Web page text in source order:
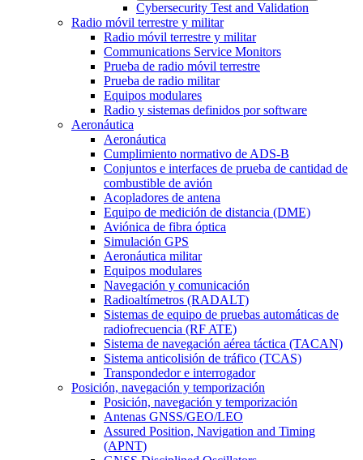
Cybersecurity Test and Validation
Radio móvil terrestre y militar
Radio móvil terrestre y militar
Communications Service Monitors
Prueba de radio móvil terrestre
Prueba de radio militar
Equipos modulares
Radio y sistemas definidos por software
Aeronáutica
Aeronáutica
Cumplimiento normativo de ADS-B
Conjuntos e interfaces de prueba de cantidad de
combustible de avión
Acopladores de antena
Equipo de medición de distancia (DME)
Aviónica de fibra óptica
Simulación GPS
Aeronáutica militar
Equipos modulares
Navegación y comunicación
Radioaltímetros (RADALT)
Sistemas de equipo de pruebas automáticas de
radiofrecuencia (RF ATE)
Sistema de navegación aérea táctica (TACAN)
Sistema anticolisión de tráfico (TCAS)
Transpondedor e interrogador
Posición, navegación y temporización
Posición, navegación y temporización
Antenas GNSS/GEO/LEO
Assured Position, Navigation and Timing
(APNT)